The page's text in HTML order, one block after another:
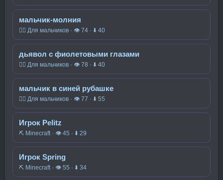
мальчик-молния
🧍‍♂️ Для мальчиков · 👁 74 · ⬇ 40
дьявол с фиолетовыми глазами
🧍‍♂️ Для мальчиков · 👁 78 · ⬇ 40
мальчик в синей рубашке
🧍‍♂️ Для мальчиков · 👁 77 · ⬇ 55
Игрок Pelitz
⛏️ Minecraft · 👁 45 · ⬇ 29
Игрок Spring
⛏️ Minecraft · 👁 55 · ⬇ 34